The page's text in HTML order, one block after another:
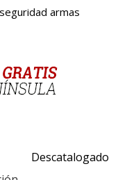
armas
Descatalogado